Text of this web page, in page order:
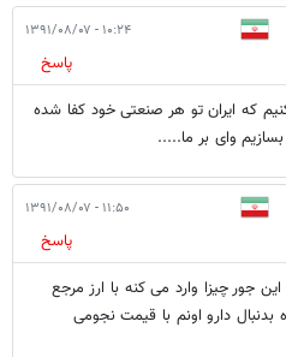
۱۰:۲۴ - ۱۳۹۱/۰۸/۰۷
پاسخ
که ایران تو هر صنعتی خود کفا شده
وای بر ما.....
۱۱:۵۰ - ۱۳۹۱/۰۸/۰۷
پاسخ
جور چیزا وارد می کنه با ارز مرجع
دارو اونم با قیمت نجومی